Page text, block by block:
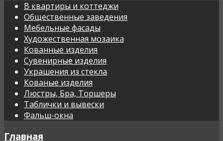
В квартиры и коттеджи
Общественные заведения
Мебельные фасады
Художественная мозаика
Кованные изделия
Сувенирные изделия
Украшения из стекла
Кованые изделия
Люстры, Бра, Торшеры
Таблички и вывески
Фальш-окна
Главная